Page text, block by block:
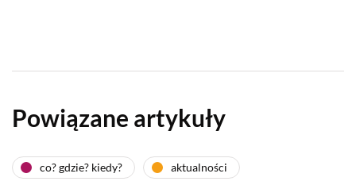
Powiązane artykuły
co? gdzie? kiedy? aktualności